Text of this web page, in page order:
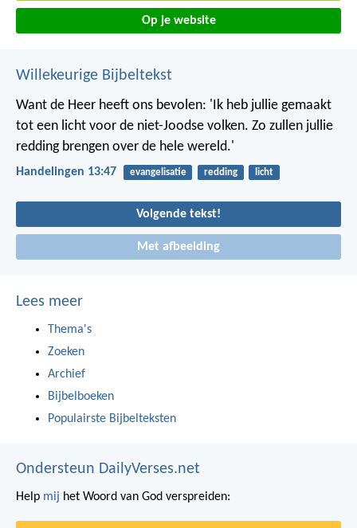
Op je website
Willekeurige Bijbeltekst
Want de Heer heeft ons bevolen: 'Ik heb jullie gemaakt
tot een licht voor de niet-Joodse volken. Zo zullen jullie
redding brengen over de hele wereld.'
Handelingen 13:47 evangelisatie redding licht
Volgende tekst!
Met afbeelding
Lees meer
Thema's
Zoeken
Archief
Bijbelboeken
Populairste Bijbelteksten
Ondersteun DailyVerses.net
Help mij het Woord van God verspreiden: